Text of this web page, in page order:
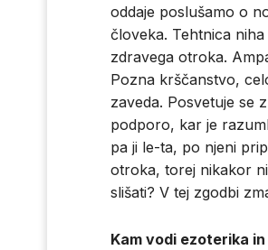
oddaje poslušamo o
človeka. Tehtnica
zdravega otroka.
Pozna krščanstvo,
zaveda. Posvetuje se
podporo, kar je
pa ji le-ta, po njeni
otroka, torej nikakor
slišati? V tej zgodbi
Kam vodi ezoterika